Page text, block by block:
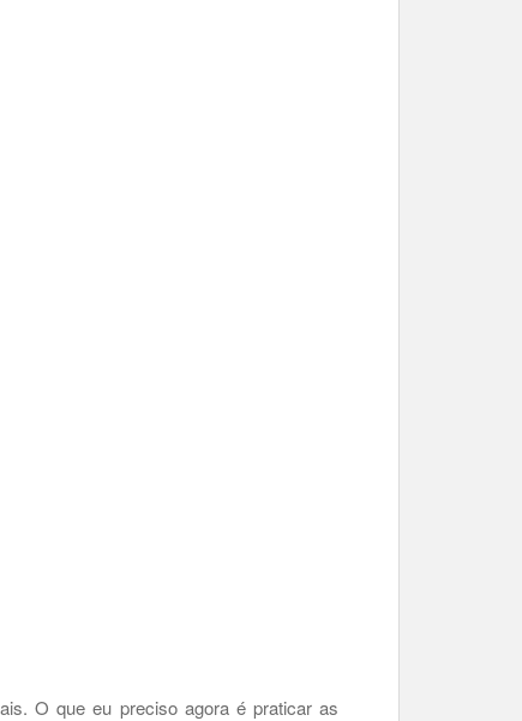
O que eu preciso agora é praticar as